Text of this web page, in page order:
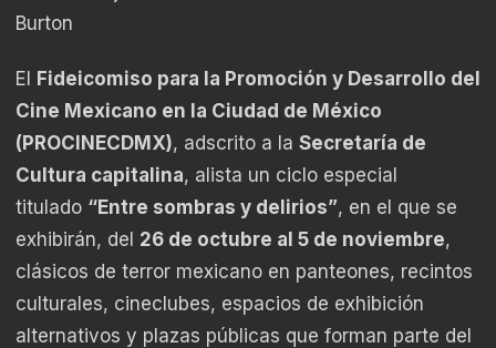
Burton
El Fideicomiso para la Promoción y Desarrollo del
Cine Mexicano en la Ciudad de México
(PROCINECDMX), adscrito a la Secretaría de
Cultura capitalina, alista un ciclo especial
titulado “Entre sombras y delirios”, en el que se
exhibirán, del 26 de octubre al 5 de noviembre,
clásicos de terror mexicano en panteones, recintos
culturales, cineclubes, espacios de exhibición
alternativos y plazas públicas que forman parte del